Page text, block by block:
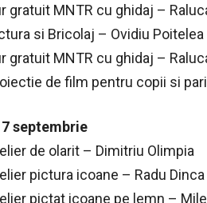
gratuit MNTR cu ghidaj –
si Bricolaj – Ovidiu Poitelea
gratuit MNTR cu ghidaj –
de film pentru copii si
septembrie
de olarit – Dimitriu Olimpia
pictura icoane – Radu Dinca
pictat icoane pe lemn –